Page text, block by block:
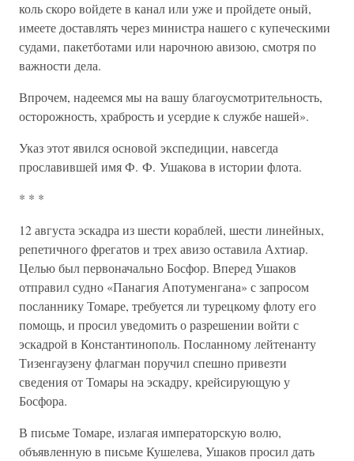
коль скоро войдете в канал или уже и пройдете оный,
имеете доставлять через министра нашего с купеческими
судами, пакетботами или нарочною авизою, смотря по
важности дела.
Впрочем, надеемся мы на вашу благоусмотрительность,
осторожность, храбрость и усердие к службе нашей».
Указ этот явился основой экспедиции, навсегда
прославившей имя Ф. Ф. Ушакова в истории флота.
* * *
12 августа эскадра из шести кораблей, шести линейных,
репетичного фрегатов и трех авизо оставила Ахтиар.
Целью был первоначально Босфор. Вперед Ушаков
отправил судно «Панагия Апотуменгана» с запросом
посланнику Томаре, требуется ли турецкому флоту его
помощь, и просил уведомить о разрешении войти с
эскадрой в Константинополь. Посланному лейтенанту
Тизенгаузену флагман поручил спешно привезти
сведения от Томары на эскадру, крейсирующую у
Босфора.
В письме Томаре, излагая императорскую волю,
объявленную в письме Кушелева, Ушаков просил дать